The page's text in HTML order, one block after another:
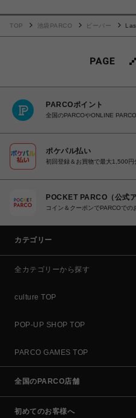
TOP 池袋PARCO ビーバー
PARCOポイント
全国のPARCOやONLINE
ポケパル払い
初回登録＆お買物で最大1,500円
POCKET PARCO（公式ア
コイン＆クーポンでPARCOでの
カテゴリー
全カテゴリーから探す
culture TOP
POP-UP SHOP TOP
PARCO GAMES TOP
全国のPARCO店舗
初めてのお客様へ